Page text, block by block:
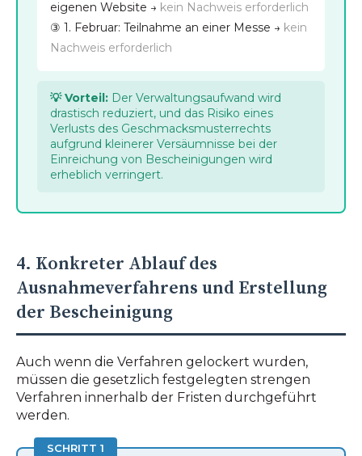
eigenen Website → kein Nachweis erforderlich
③ 1. Februar: Teilnahme an einer Messe → kein
Nachweis erforderlich
💡 Vorteil: Der Verwaltungsaufwand wird
drastisch reduziert, und das Risiko eines
Verlusts des Geschmacksmusterrechts
aufgrund kleinerer Versäumnisse bei der
Einreichung von Bescheinigungen wird
erheblich verringert.
4. Konkreter Ablauf des
Ausnahmeverfahrens und Erstellung
der Bescheinigung
Auch wenn die Verfahren gelockert wurden,
müssen die gesetzlich festgelegten strengen
Verfahren innerhalb der Fristen durchgeführt
werden.
SCHRITT 1